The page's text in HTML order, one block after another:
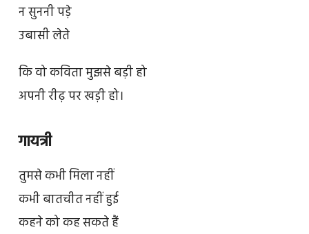
न सुननी पड़े
उबासी लेते
कि वो कविता मुझसे बड़ी हो
अपनी रीढ़ पर खड़ी हो।
गायत्री
तुमसे कभी मिला नहीं
कभी बातचीत नहीं हुई
कहने को कह सकते हैं